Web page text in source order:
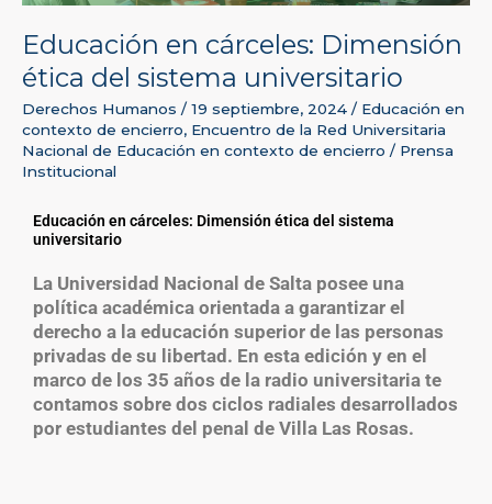
Educación en cárceles: Dimensión
ética del sistema universitario
Derechos Humanos / 19 septiembre, 2024 / Educación en
contexto de encierro, Encuentro de la Red Universitaria
Nacional de Educación en contexto de encierro / Prensa
Institucional
Educación en cárceles: Dimensión ética del sistema
universitario
La Universidad Nacional de Salta posee una
política académica orientada a garantizar el
derecho a la educación superior de las personas
privadas de su libertad. En esta edición y en el
marco de los 35 años de la radio universitaria te
contamos sobre dos ciclos radiales desarrollados
por estudiantes del penal de Villa Las Rosas.